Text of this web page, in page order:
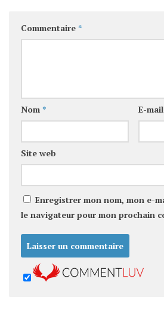
Commentaire *
Nom * E-mail
Site web
Enregistrer mon nom, mon e-
le navigateur pour mon prochain